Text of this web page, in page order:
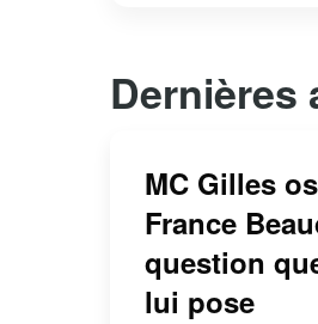
Dernières
MC Gilles
France
question
lui pose